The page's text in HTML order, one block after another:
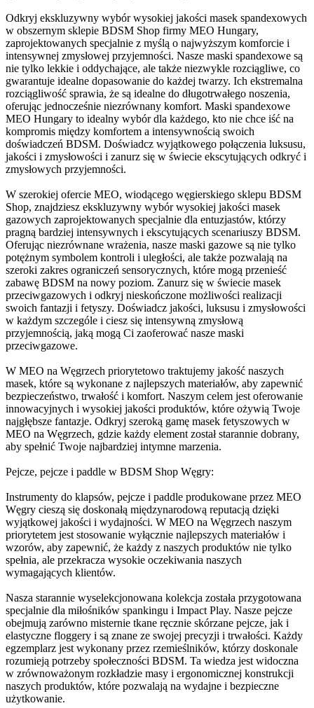
Odkryj ekskluzywny wybór wysokiej jakości masek spandexowych
w obszernym sklepie BDSM Shop firmy MEO Hungary,
zaprojektowanych specjalnie z myślą o najwyższym komforcie i
intensywnej zmysłowej przyjemności. Nasze maski spandexowe są
nie tylko lekkie i oddychające, ale także niezwykle rozciągliwe, co
gwarantuje idealne dopasowanie do każdej twarzy. Ich ekstremalna
rozciągliwość sprawia, że są idealne do długotrwałego noszenia,
oferując jednocześnie niezrównany komfort. Maski spandexowe
MEO Hungary to idealny wybór dla każdego, kto nie chce iść na
kompromis między komfortem a intensywnością swoich
doświadczeń BDSM. Doświadcz wyjątkowego połączenia luksusu,
jakości i zmysłowości i zanurz się w świecie ekscytujących odkryć i
zmysłowych przyjemności.
W szerokiej ofercie MEO, wiodącego węgierskiego sklepu BDSM
Shop, znajdziesz ekskluzywny wybór wysokiej jakości masek
gazowych zaprojektowanych specjalnie dla entuzjastów, którzy
pragną bardziej intensywnych i ekscytujących scenariuszy BDSM.
Oferując niezrównane wrażenia, nasze maski gazowe są nie tylko
potężnym symbolem kontroli i uległości, ale także pozwalają na
szeroki zakres ograniczeń sensorycznych, które mogą przenieść
zabawę BDSM na nowy poziom. Zanurz się w świecie masek
przeciwgazowych i odkryj nieskończone możliwości realizacji
swoich fantazji i fetyszy. Doświadcz jakości, luksusu i zmysłowości
w każdym szczególe i ciesz się intensywną zmysłową
przyjemnością, jaką mogą Ci zaoferować nasze maski
przeciwgazowe.
W MEO na Węgrzech priorytetowo traktujemy jakość naszych
masek, które są wykonane z najlepszych materiałów, aby zapewnić
bezpieczeństwo, trwałość i komfort. Naszym celem jest oferowanie
innowacyjnych i wysokiej jakości produktów, które ożywią Twoje
najgłębsze fantazje. Odkryj szeroką gamę masek fetyszowych w
MEO na Węgrzech, gdzie każdy element został starannie dobrany,
aby spełnić Twoje najbardziej intymne marzenia.
Pejcze, pejcze i paddle w BDSM Shop Węgry:
Instrumenty do klapsów, pejcze i paddle produkowane przez MEO
Węgry cieszą się doskonałą międzynarodową reputacją dzięki
wyjątkowej jakości i wydajności. W MEO na Węgrzech naszym
priorytetem jest stosowanie wyłącznie najlepszych materiałów i
wzorów, aby zapewnić, że każdy z naszych produktów nie tylko
spełnia, ale przekracza wysokie oczekiwania naszych
wymagających klientów.
Nasza starannie wyselekcjonowana kolekcja została przygotowana
specjalnie dla miłośników spankingu i Impact Play. Nasze pejcze
obejmują zarówno misternie tkane ręcznie skórzane pejcze, jak i
elastyczne floggery i są znane ze swojej precyzji i trwałości. Każdy
egzemplarz jest wykonany przez rzemieślników, którzy doskonale
rozumieją potrzeby społeczności BDSM. Ta wiedza jest widoczna
w zrównoważonym rozkładzie masy i ergonomicznej konstrukcji
naszych produktów, które pozwalają na wydajne i bezpieczne
użytkowanie.